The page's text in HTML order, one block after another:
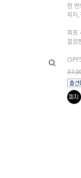
한
피지,
퍼프
깔끔